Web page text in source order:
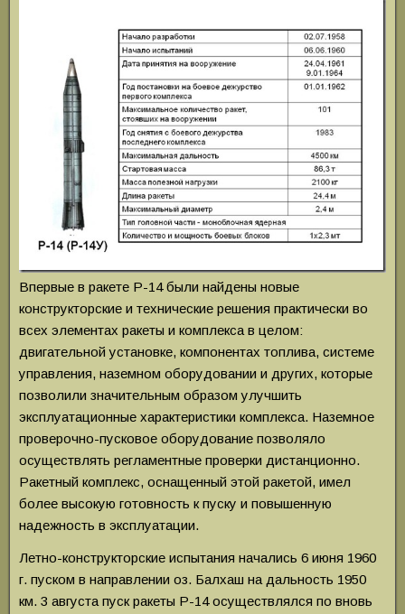
Впервые в ракете Р-14 были найдены новые
конструкторские и технические решения практически во
всех элементах ракеты и комплекса в целом:
двигательной установке, компонентах топлива, системе
управления, наземном оборудовании и других, которые
позволили значительным образом улучшить
эксплуатационные характеристики комплекса. Наземное
проверочно-пусковое оборудование позволяло
осуществлять регламентные проверки дистанционно.
Ракетный комплекс, оснащенный этой ракетой, имел
более высокую готовность к пуску и повышенную
надежность в эксплуатации.
Летно-конструкторские испытания начались 6 июня 1960
г. пуском в направлении оз. Балхаш на дальность 1950
км. 3 августа пуск ракеты Р-14 осуществлялся по вновь